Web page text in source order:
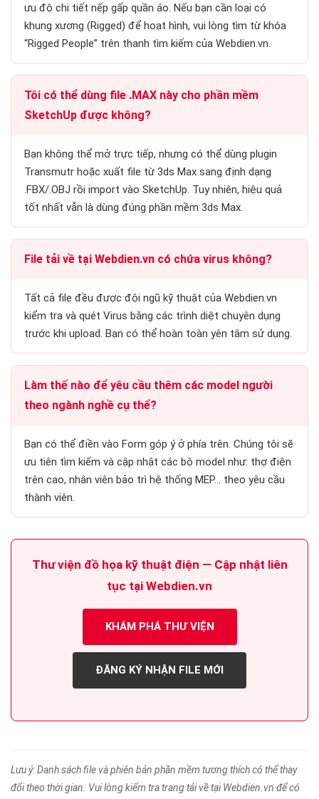
ưu độ chi tiết nếp gấp quần áo. Nếu bạn cần loại có
khung xương (Rigged) để hoạt hình, vui lòng tìm từ khóa
“Rigged People” trên thanh tìm kiếm của Webdien.vn.
Tôi có thể dùng file .MAX này cho phần mềm
SketchUp được không?
Bạn không thể mở trực tiếp, nhưng có thể dùng plugin
Transmutr hoặc xuất file từ 3ds Max sang định dạng
.FBX/.OBJ rồi import vào SketchUp. Tuy nhiên, hiệu quả
tốt nhất vẫn là dùng đúng phần mềm 3ds Max.
File tải về tại Webdien.vn có chứa virus không?
Tất cả file đều được đội ngũ kỹ thuật của Webdien.vn
kiểm tra và quét Virus bằng các trình diệt chuyên dụng
trước khi upload. Bạn có thể hoàn toàn yên tâm sử dụng.
Làm thế nào để yêu cầu thêm các model người
theo ngành nghề cụ thể?
Bạn có thể điền vào Form góp ý ở phía trên. Chúng tôi sẽ
ưu tiên tìm kiếm và cập nhật các bộ model như: thợ điện
trên cao, nhân viên bảo trì hệ thống MEP… theo yêu cầu
thành viên.
Thư viện đồ họa kỹ thuật điện — Cập nhật liên
tục tại Webdien.vn
KHÁM PHÁ THƯ VIỆN
ĐĂNG KÝ NHẬN FILE MỚI
Lưu ý: Danh sách file và phiên bản phần mềm tương thích có thể thay
đổi theo thời gian. Vui lòng kiểm tra trang tải về tại Webdien.vn để có